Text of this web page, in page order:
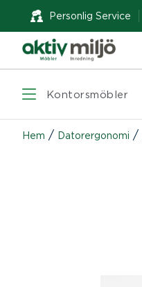
Personlig Service
Kontorsmöbler
Hem / Datorergonomi /